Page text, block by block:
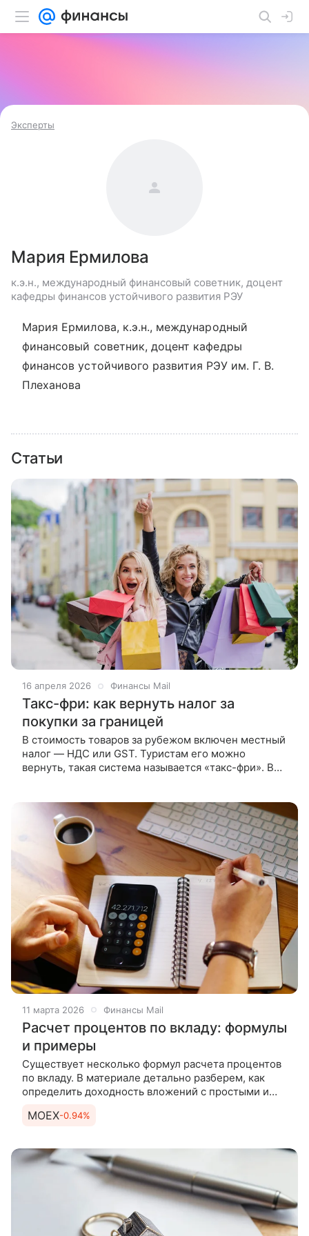
Эксперты
Мария Ермилова
к.э.н., международный финансовый советник, доцент
кафедры финансов устойчивого развития РЭУ
Мария Ермилова, к.э.н., международный
финансовый советник, доцент кафедры
финансов устойчивого развития РЭУ им. Г. В.
Плеханова
Статьи
16 апреля 2026 Финансы Mail
Такс-фри: как вернуть налог за
покупки за границей
В стоимость товаров за рубежом включен местный
налог — НДС или GST. Туристам его можно
вернуть, такая система называется «такс-фри». В
11 марта 2026 Финансы Mail
Расчет процентов по вкладу: формулы
и примеры
Существует несколько формул расчета процентов
по вкладу. В материале детально разберем, как
определить доходность вложений с простыми и
MOEX-0.94%